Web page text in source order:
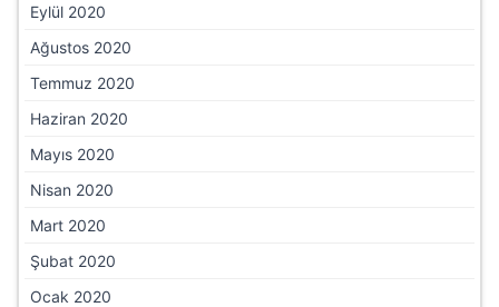
Eylül 2020
Ağustos 2020
Temmuz 2020
Haziran 2020
Mayıs 2020
Nisan 2020
Mart 2020
Şubat 2020
Ocak 2020